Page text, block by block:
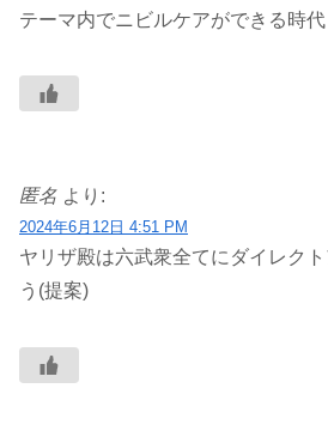
テーマ内でニビルケアができる時
匿名 より:
2024年6月12日 4:51 PM
ヤリザ殿は六武衆全てにダイレク
う(提案)